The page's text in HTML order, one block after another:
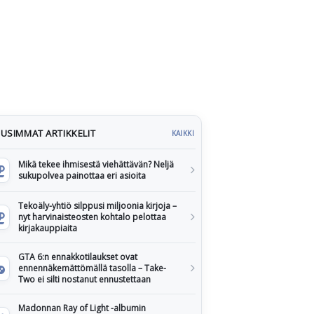
ARTIKKELIT KAIKKI
Mikä tekee ihmisestä viehättävän? Neljä
sukupolvea painottaa eri asioita
Tekoäly-yhtiö silppusi miljoonia kirjoja –
nyt harvinaisteosten kohtalo pelottaa
kirjakauppiaita
GTA 6:n ennakkotilaukset ovat
ennennäkemättömällä tasolla – Take-
Two ei silti nostanut ennustettaan
Madonnan Ray of Light -albumin